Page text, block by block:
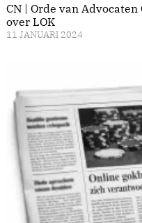
CN | Orde van
over LOK
11 JANUARI 2024